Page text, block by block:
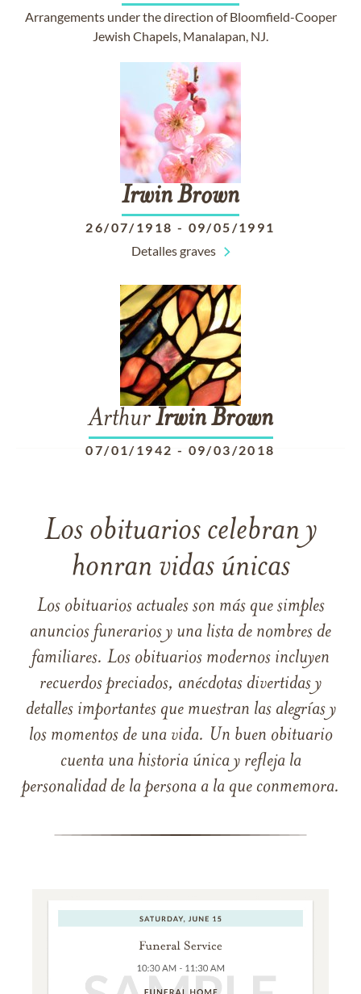
Arrangements under the direction of Bloomfield-Cooper
Jewish Chapels, Manalapan, NJ.
IrwinBrown
26/07/1918 - 09/05/1991
Detalles graves
ArthurIrwin Brown
07/01/1942 - 09/03/2018
Los obituarios celebran y
honran vidas únicas
Los obituarios actuales son más que simples
anuncios funerarios y una lista de nombres de
familiares. Los obituarios modernos incluyen
recuerdos preciados, anécdotas divertidas y
detalles importantes que muestran las alegrías y
los momentos de una vida. Un buen obituario
cuenta una historia única y refleja la
personalidad de la persona a la que conmemora.